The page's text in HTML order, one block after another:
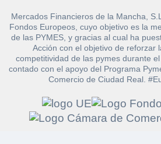
Mercados Financieros de la Mancha,
Fondos Europeos, cuyo objetivo es la
de las PYMES, y gracias al cual ha
Acción con el objetivo de reforzar
competitividad de las pymes durante
contado con el apoyo del Programa
Comercio de Ciudad Real.